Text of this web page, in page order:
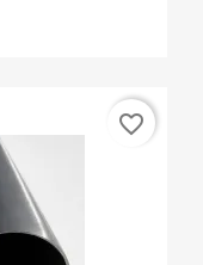
favorite_border